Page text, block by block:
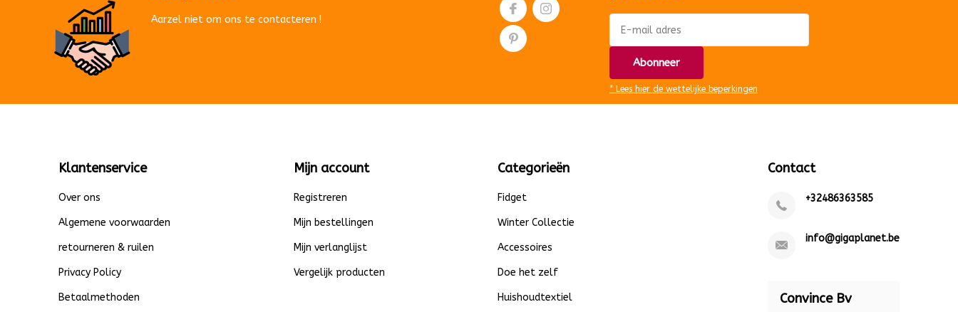
Aarzel niet om ons te contacteren !
Abonneer
* Lees hier de wettelijke beperkingen
Klantenservice
Over ons
Algemene voorwaarden
retourneren & ruilen
Privacy Policy
Betaalmethoden
Mijn account
Registreren
Mijn bestellingen
Mijn verlanglijst
Vergelijk producten
Categorieën
Fidget
Winter Collectie
Accessoires
Doe het zelf
Huishoudtextiel
Contact
+32486363585
info@gigaplanet.be
Convince Bv